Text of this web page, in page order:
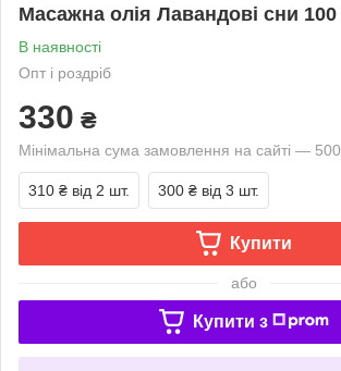
Масажна олія Лавандові сни
В наявності
Опт і роздріб
330 ₴
Мінімальна сума замовлення на сайті —
310 ₴ від 2 шт. 300 ₴ від 3 шт.
Купити
або
Купити з